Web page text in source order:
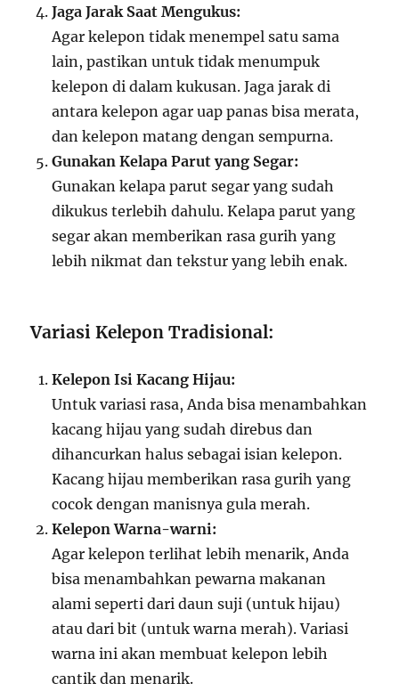
Jaga Jarak Saat Mengukus:
Agar kelepon tidak menempel satu sama
lain, pastikan untuk tidak menumpuk
kelepon di dalam kukusan. Jaga jarak di
antara kelepon agar uap panas bisa merata,
dan kelepon matang dengan sempurna.
Gunakan Kelapa Parut yang Segar:
Gunakan kelapa parut segar yang sudah
dikukus terlebih dahulu. Kelapa parut yang
segar akan memberikan rasa gurih yang
lebih nikmat dan tekstur yang lebih enak.
Variasi Kelepon Tradisional:
Kelepon Isi Kacang Hijau:
Untuk variasi rasa, Anda bisa menambahkan
kacang hijau yang sudah direbus dan
dihancurkan halus sebagai isian kelepon.
Kacang hijau memberikan rasa gurih yang
cocok dengan manisnya gula merah.
Kelepon Warna-warni:
Agar kelepon terlihat lebih menarik, Anda
bisa menambahkan pewarna makanan
alami seperti dari daun suji (untuk hijau)
atau dari bit (untuk warna merah). Variasi
warna ini akan membuat kelepon lebih
cantik dan menarik.